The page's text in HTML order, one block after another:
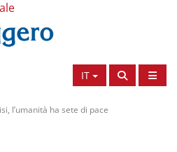
IT
l’umanità ha sete di pace